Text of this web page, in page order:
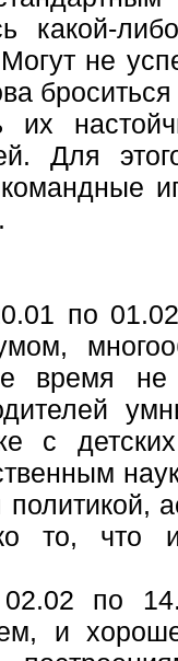
какой-
не
их
Для
по
время не
с
политикой,
то,
по
и